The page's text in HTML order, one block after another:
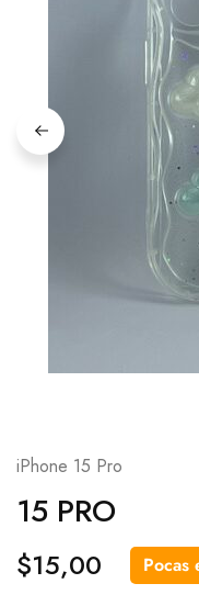
iPhone 15 Pro
15 PRO
$15,00 Pocas